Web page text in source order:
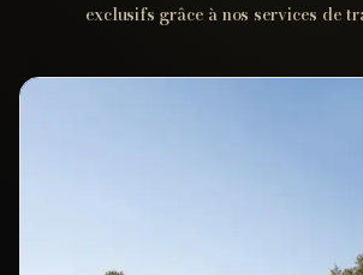
exclusifs grâce à nos services de